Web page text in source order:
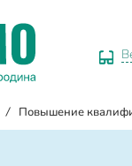
/ Повышение